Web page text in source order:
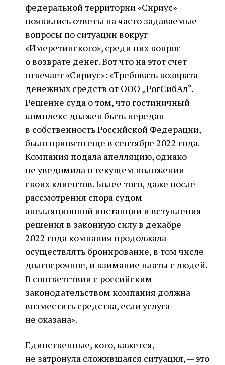
федеральной территории «Сириус»
появились ответы на часто задаваемые
вопросы по ситуации вокруг
«Имеретинского», среди них вопрос
о возврате денег. Вот что на этот счет
отвечает «Сириус»: «Требовать возврата
денежных средств от ООО „РогСибАл“.
Решение суда о том, что гостиничный
комплекс должен быть передан
в собственность Российской Федерации,
было принято еще в сентябре 2022 года.
Компания подала апелляцию, однако
не уведомила о текущем положении
своих клиентов. Более того, даже после
рассмотрения спора судом
апелляционной инстанции и вступления
решения в законную силу в декабре
2022 года компания продолжала
осуществлять бронирование, в том числе
долгосрочное, и взимание платы с людей.
В соответствии с российским
законодательством компания должна
возместить средства, если услуга
не оказана».
Единственные, кого, кажется,
не затронула сложившаяся ситуация, — это